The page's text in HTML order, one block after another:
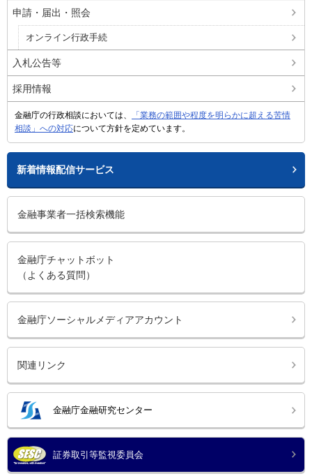
申請・届出・照会
オンライン行政手続
入札公告等
採用情報
金融庁の行政相談においては、
「業務の範囲や程度を明らかに超える苦情
相談」への対応について方針を定めています。
新着情報配信サービス
金融事業者一括検索機能
金融庁チャットボット
（よくある質問）
金融庁ソーシャルメディアアカウント
関連リンク
金融庁金融研究センター
証券取引等監視委員会